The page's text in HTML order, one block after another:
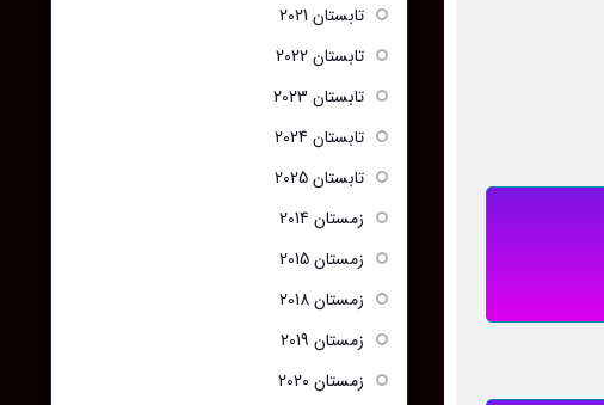
تابستان 2021
تابستان 2022
تابستان 2023
تابستان 2024
تابستان 2025
زمستان 2014
زمستان 2015
زمستان 2018
زمستان 2019
زمستان 2020